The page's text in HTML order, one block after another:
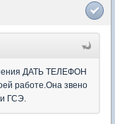
ДАТЬ ТЕЛЕФОН
работе.Она звено
ГСЭ.